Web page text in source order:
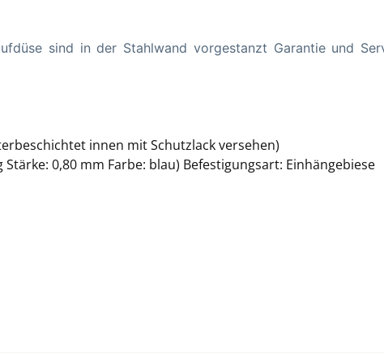
sind in der Stahlwand vorgestanzt Garantie und
innen mit Schutzlack versehen)
0,80 mm Farbe: blau) Befestigungsart: Einhängebiese